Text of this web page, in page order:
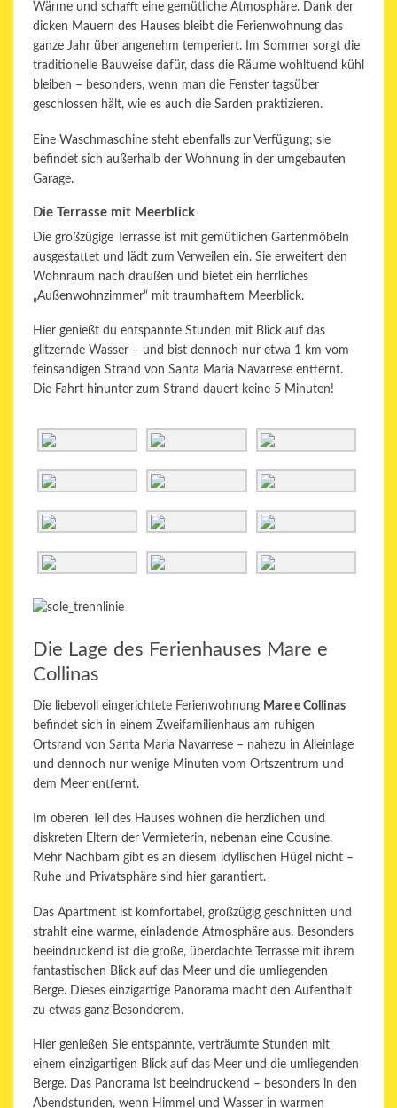
Wärme und schafft eine gemütliche Atmosphäre. Dank der
dicken Mauern des Hauses bleibt die Ferienwohnung das
ganze Jahr über angenehm temperiert. Im Sommer sorgt die
traditionelle Bauweise dafür, dass die Räume wohltuend kühl
bleiben – besonders, wenn man die Fenster tagsüber
geschlossen hält, wie es auch die Sarden praktizieren.
Eine Waschmaschine steht ebenfalls zur Verfügung; sie
befindet sich außerhalb der Wohnung in der umgebauten
Garage.
Die Terrasse mit Meerblick
Die großzügige Terrasse ist mit gemütlichen Gartenmöbeln
ausgestattet und lädt zum Verweilen ein. Sie erweitert den
Wohnraum nach draußen und bietet ein herrliches
„Außenwohnzimmer“ mit traumhaftem Meerblick.
Hier genießt du entspannte Stunden mit Blick auf das
glitzernde Wasser – und bist dennoch nur etwa 1 km vom
feinsandigen Strand von Santa Maria Navarrese entfernt.
Die Fahrt hinunter zum Strand dauert keine 5 Minuten!
Die Lage des Ferienhauses Mare e
Collinas
Die liebevoll eingerichtete Ferienwohnung Mare e Collinas
befindet sich in einem Zweifamilienhaus am ruhigen
Ortsrand von Santa Maria Navarrese – nahezu in Alleinlage
und dennoch nur wenige Minuten vom Ortszentrum und
dem Meer entfernt.
Im oberen Teil des Hauses wohnen die herzlichen und
diskreten Eltern der Vermieterin, nebenan eine Cousine.
Mehr Nachbarn gibt es an diesem idyllischen Hügel nicht –
Ruhe und Privatsphäre sind hier garantiert.
Das Apartment ist komfortabel, großzügig geschnitten und
strahlt eine warme, einladende Atmosphäre aus. Besonders
beeindruckend ist die große, überdachte Terrasse mit ihrem
fantastischen Blick auf das Meer und die umliegenden
Berge. Dieses einzigartige Panorama macht den Aufenthalt
zu etwas ganz Besonderem.
Hier genießen Sie entspannte, verträumte Stunden mit
einem einzigartigen Blick auf das Meer und die umliegenden
Berge. Das Panorama ist beeindruckend – besonders in den
Abendstunden, wenn Himmel und Wasser in warmen